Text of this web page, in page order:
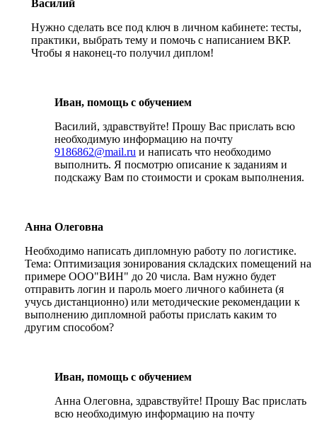
Василий
Нужно сделать все под ключ в личном кабинете: тесты,
практики, выбрать тему и помочь с написанием ВКР.
Чтобы я наконец-то получил диплом!
Иван, помощь с обучением
Василий, здравствуйте! Прошу Вас прислать всю
необходимую информацию на почту
9186862@mail.ru и написать что необходимо
выполнить. Я посмотрю описание к заданиям и
подскажу Вам по стоимости и срокам выполнения.
Анна Олеговна
Необходимо написать дипломную работу по логистике.
Тема: Оптимизация зонирования складских помещений на
примере ООО"ВИН" до 20 числа. Вам нужно будет
отправить логин и пароль моего личного кабинета (я
учусь дистанционно) или методические рекомендации к
выполнению дипломной работы прислать каким то
другим способом?
Иван, помощь с обучением
Анна Олеговна, здравствуйте! Прошу Вас прислать
всю необходимую информацию на почту